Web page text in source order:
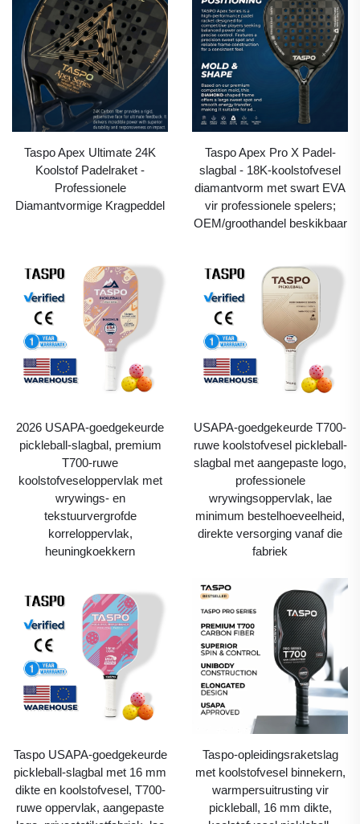
Taspo Apex Ultimate 24K
Koolstof Padelraket -
Professionele
Diamantvormige Kragpeddel
Taspo Apex Pro X Padel-
slagbal - 18K-koolstofvesel
diamantvorm met swart EVA
vir professionele spelers;
OEM/groothandel beskikbaar
2026 USAPA-goedgekeurde
pickleball-slagbal, premium
T700-ruwe
koolstofveseloppervlak met
wrywings- en
tekstuurvergrofde
korreloppervlak,
heuningkoekkern
USAPA-goedgekeurde T700-
ruwe koolstofvesel pickleball-
slagbal met aangepaste logo,
professionele
wrywingsoppervlak, lae
minimum bestelhoeveelheid,
direkte versorging vanaf die
fabriek
Taspo USAPA-goedgekeurde
pickleball-slagbal met 16 mm
dikte en koolstofvesel, T700-
ruwe oppervlak, aangepaste
Taspo-opleidingsraketslag
met koolstofvesel binnekern,
warmpersuitrusting vir
pickleball, 16 mm dikte,